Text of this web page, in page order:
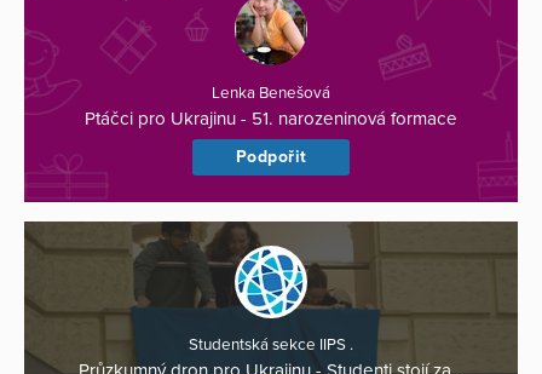
Lenka Benešová
Ptáčci pro Ukrajinu - 51. narozeninová formace
Podpořit
Studentská sekce IIPS .